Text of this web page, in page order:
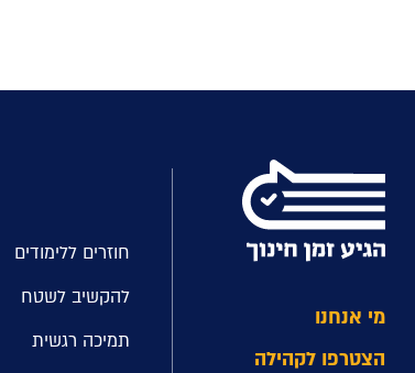
מי אנחנו
הצטרפו לקהילה
חוזרים ללימודים
להקשיב לשטח
תמיכה רגשית